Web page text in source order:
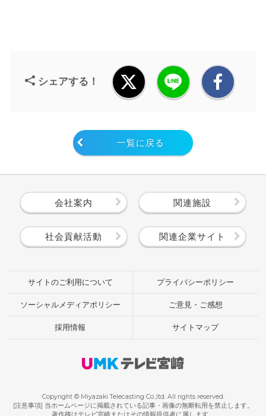
シェアする！
一覧に戻る
会社案内 関連施設
社会貢献活動 関連企業サイト
サイトのご利用について プライバシーポリシー
ソーシャルメディアポリシー ご意見・ご感想
採用情報 サイトマップ
Copyright © Miyazaki Telecasting Co.,ltd. All rights reserved.
[注意事項] 当ホームページに掲載されている記事・画像の無断転用を禁止します。
著作権はテレビ宮崎またはその情報提供者に属します。